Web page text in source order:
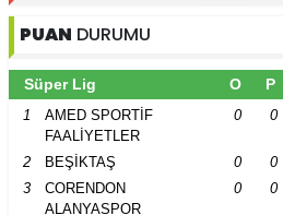
PUAN DURUMU
Süper Lig O P
1
AMED SPORTİF
FAALİYETLER
0 0
2 BEŞİKTAŞ 0
0
3
CORENDON
ALANYASPOR
0 0